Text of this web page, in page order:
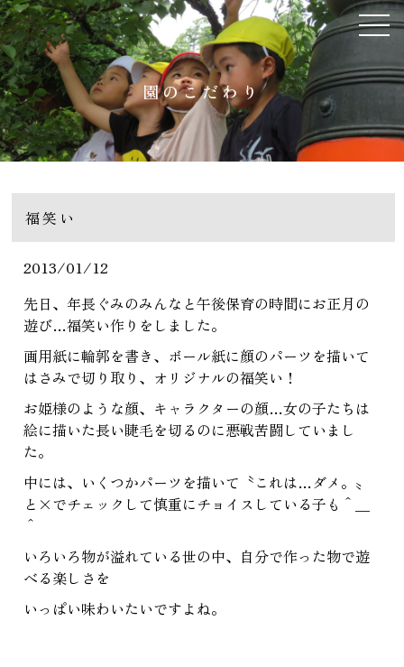
園のこだわり
福笑い
2013/01/12
先日、年長ぐみのみんなと午後保育の時間にお正月の
遊び…福笑い作りをしました。
画用紙に輪郭を書き、ボール紙に顔のパーツを描いて
はさみで切り取り、オリジナルの福笑い！
お姫様のような顔、キャラクターの顔…女の子たちは
絵に描いた長い睫毛を切るのに悪戦苦闘していまし
た。
中には、いくつかパーツを描いて〝これは…ダメ。〟
と×でチェックして慎重にチョイスしている子も＾＿
＾
いろいろ物が溢れている世の中、自分で作った物で遊
べる楽しさを
いっぱい味わいたいですよね。